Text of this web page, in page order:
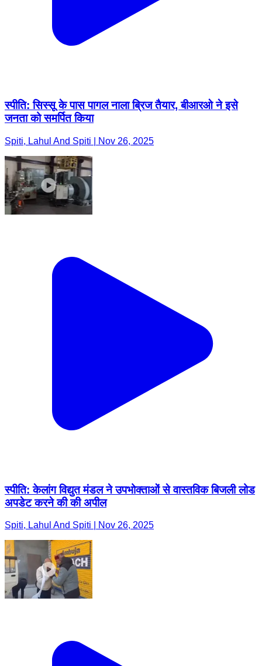
स्पीति: सिस्सू के पास पागल नाला ब्रिज तैयार, बीआरओ ने इसे
जनता को समर्पित किया
Spiti, Lahul And Spiti | Nov 26, 2025
स्पीति: केलांग विद्युत मंडल ने उपभोक्ताओं से वास्तविक बिजली लोड
अपडेट करने की की अपील
Spiti, Lahul And Spiti | Nov 26, 2025